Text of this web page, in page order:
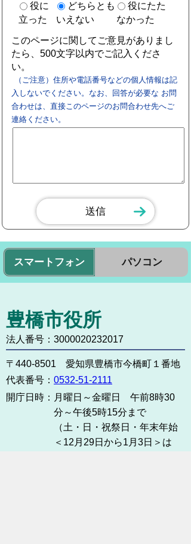
役に
立った
どちらとも
いえない
役にたた
なかった
このページに関してご意見がありまし
たら、500文字以内でご記入くださ
い。
（ご注意）住所や電話番号などの個人情報は記
入しないでください。なお、回答が必要な お問
合わせは、直接このページのお問合わせ先へご
連絡ください。
スマートフォン パソコン
豊橋市役所
法人番号：3000020232017
〒440-8501 愛知県豊橋市今橋町１番地
代表番号： 0532-51-2111
開庁日時： 月曜日～金曜日 午前8時30
分～午後5時15分まで
（土・日・祝祭日・年末年始
＜12月29日から1月3日＞は